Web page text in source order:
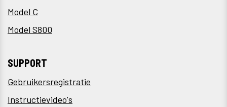
Model C
Model S800
SUPPORT
Gebruikersregistratie
Instructievideo's